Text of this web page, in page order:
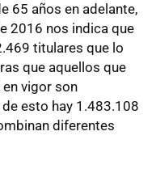
65 años en adelante,
2016 nos indica que
titulares que lo
que aquellos que
vigor son
esto hay 1.483.108
diferentes